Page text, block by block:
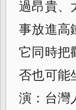
過昂貴、
事放進高
它同時把
否也可能
演：台灣